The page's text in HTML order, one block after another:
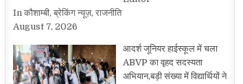
In कौशाम्बी, ब्रेकिंग न्यूज़, राजनीति
August 7, 2026
आदर्श जूनियर हाईस्कूल में चला
ABVP का वृहद सदस्यता
अभियान,बड़ी संख्या में विद्यार्थियों ने